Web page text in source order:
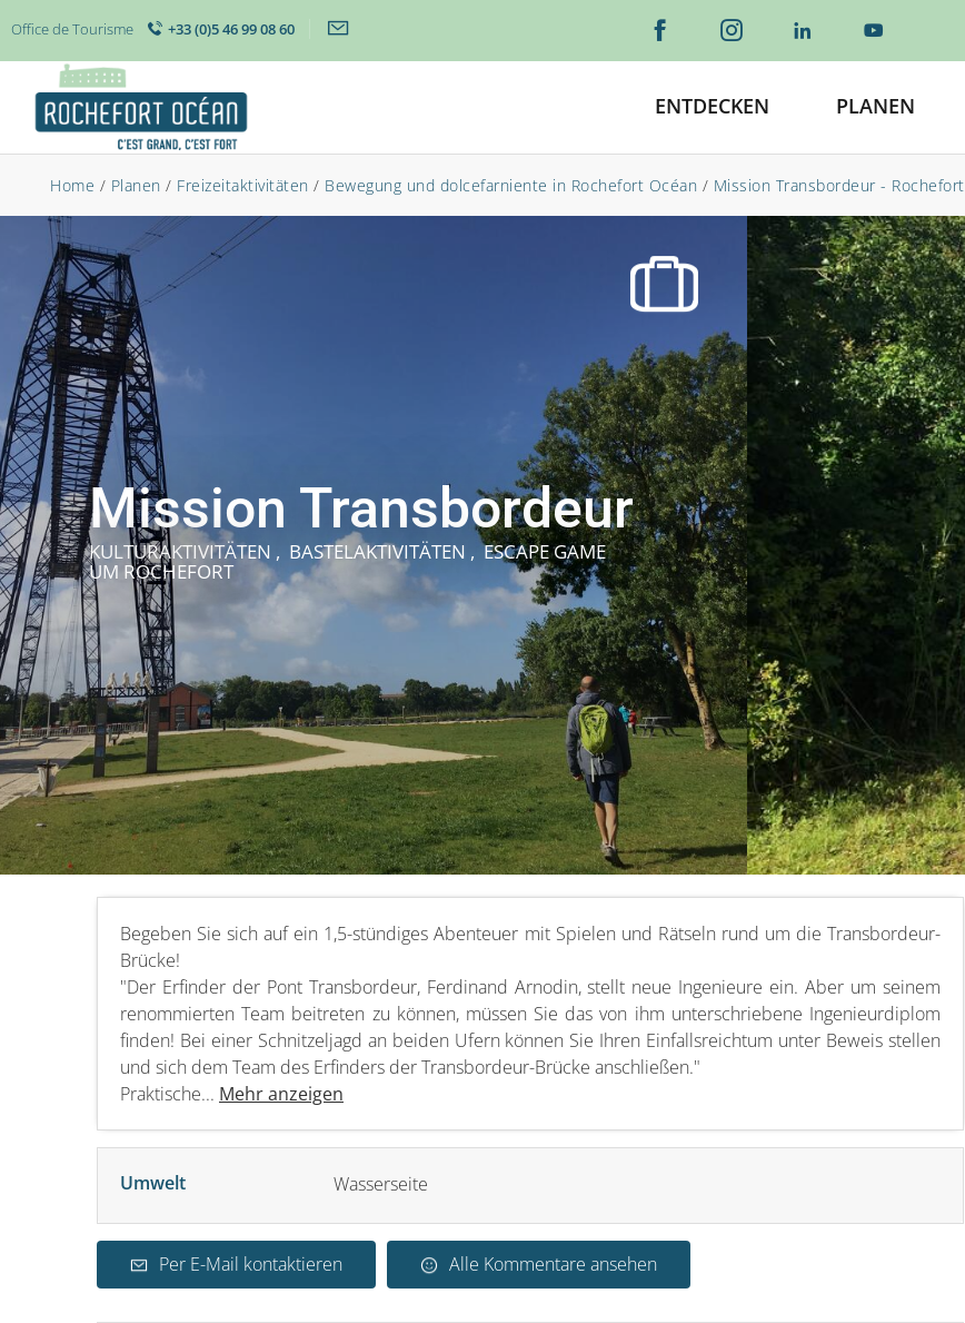
Office de Tourisme +33 (0)5 46 99 08 60
ENTDECKEN PLANEN
Home / Planen / Freizeitaktivitäten / Bewegung und dolcefarniente in Rochefort Océan / Mission Transbordeur - Rochefort
Mission Transbordeur
KULTURAKTIVITÄTEN , BASTELAKTIVITÄTEN , ESCAPE GAME
UM ROCHEFORT
Begeben Sie sich auf ein 1,5-stündiges Abenteuer mit Spielen und Rätseln rund um die Transbordeur-
Brücke!
"Der Erfinder der Pont Transbordeur, Ferdinand Arnodin, stellt neue Ingenieure ein. Aber um seinem
renommierten Team beitreten zu können, müssen Sie das von ihm unterschriebene Ingenieurdiplom
finden! Bei einer Schnitzeljagd an beiden Ufern können Sie Ihren Einfallsreichtum unter Beweis stellen
und sich dem Team des Erfinders der Transbordeur-Brücke anschließen."
Praktische... Mehr anzeigen
Umwelt Wasserseite
Per E-Mail kontaktieren Alle Kommentare ansehen